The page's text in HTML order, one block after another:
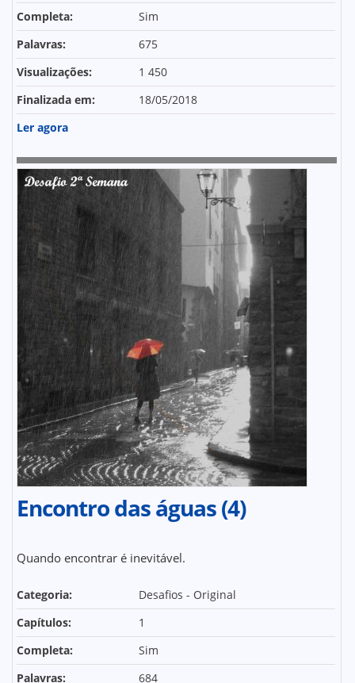
Completa:
Sim
Palavras:
675
Visualizações:
1 450
Finalizada em:
18/05/2018
Ler agora
Encontro das águas (4)
Quando encontrar é inevitável.
Categoria:
Desafios - Original
Capítulos:
1
Completa:
Sim
Palavras:
684